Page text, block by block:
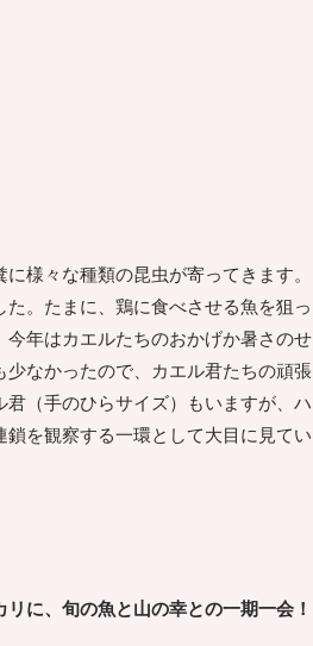
様々な種類の昆虫が寄ってきます。
。たまに、鶏に食べさせる魚を狙っ
年はカエルたちのおかげか暑さのせ
なかったので、カエル君たちの頑張
（手のひらサイズ）もいますが、ハ
を観察する一環として大目に見てい
に、旬の魚と山の幸との一期一会！